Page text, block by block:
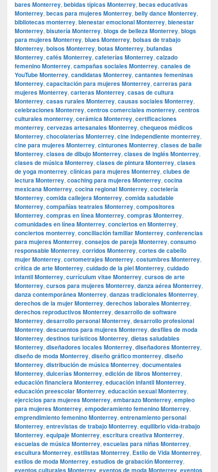
bares Monterrey, bebidas típicas Monterrey, becas educativas
Monterrey, becas para mujeres Monterrey, belly dance Monterrey,
bibliotecas monterrey, bienestar emocional Monterrey, bienestar
Monterrey, bisutería Monterrey, blogs de belleza Monterrey, blogs
para mujeres Monterrey, blues Monterrey, bolsas de trabajo
Monterrey, bolsos Monterrey, botas Monterrey, bufandas
Monterrey, cafés Monterrey, cafeterías Monterrey, calzado
femenino Monterrey, campañas sociales Monterrey, canales de
YouTube Monterrey, candidatas Monterrey, cantantes femeninas
Monterrey, capacitación para mujeres Monterrey, carreras para
mujeres Monterrey, carteras Monterrey, casas de cultura
Monterrey, casas rurales Monterrey, causas sociales Monterrey,
celebraciones Monterrey, centros comerciales monterrey, centros
culturales monterrey, cerámica Monterrey, certificaciones
monterrey, cervezas artesanales Monterrey, chequeos médicos
Monterrey, chocolaterías Monterrey, cine independiente monterrey,
cine para mujeres Monterrey, cinturones Monterrey, clases de baile
Monterrey, clases de dibujo Monterrey, clases de inglés Monterrey,
clases de música Monterrey, clases de pintura Monterrey, clases
de yoga monterrey, clínicas para mujeres Monterrey, clubes de
lectura Monterrey, coaching para mujeres Monterrey, cocina
mexicana Monterrey, cocina regional Monterrey, coctelería
Monterrey, comida callejera Monterrey, comida saludable
Monterrey, compañías teatrales Monterrey, compositores
Monterrey, compras en línea Monterrey, compras Monterrey,
comunidades en línea Monterrey, conciertos en Monterrey,
conciertos monterrey, conciliación familiar Monterrey, conferencias
para mujeres Monterrey, consejos de pareja Monterrey, consumo
responsable Monterrey, corridos Monterrey, cortes de cabello
mujer Monterrey, cortometrajes Monterrey, costumbres Monterrey,
crítica de arte Monterrey, cuidado de la piel Monterrey, cuidado
infantil Monterrey, currículum vitae Monterrey, cursos de arte
Monterrey, cursos para mujeres Monterrey, danza aérea Monterrey,
danza contemporánea Monterrey, danzas tradicionales Monterrey,
derechos de la mujer Monterrey, derechos laborales Monterrey,
derechos reproductivos Monterrey, desarrollo de software
Monterrey, desarrollo personal Monterrey, desarrollo profesional
Monterrey, descuentos para mujeres Monterrey, desfiles de moda
Monterrey, destinos turísticos Monterrey, dietas saludables
Monterrey, diseñadores locales Monterrey, diseñadores Monterrey,
diseño de moda Monterrey, diseño gráfico monterrey, diseño
Monterrey, distribución de música Monterrey, documentales
Monterrey, dulcerías Monterrey, edición de libros Monterrey,
educación financiera Monterrey, educación infantil Monterrey,
educación preescolar Monterrey, educación sexual Monterrey,
ejercicios para mujeres Monterrey, embarazo Monterrey, empleo
para mujeres Monterrey, empoderamiento femenino Monterrey,
emprendimiento femenino Monterrey, entrenamiento personal
Monterrey, entrevistas de trabajo Monterrey, equilibrio vida-trabajo
Monterrey, equipaje Monterrey, escritura creativa Monterrey,
escuelas de música Monterrey, escuelas para niñas Monterrey,
escultura Monterrey, estilistas Monterrey, Estilo de Vida Monterrey,
estilos de moda Monterrey, estudios de grabación Monterrey,
eventos culturales Monterrey, eventos de moda Monterrey, eventos